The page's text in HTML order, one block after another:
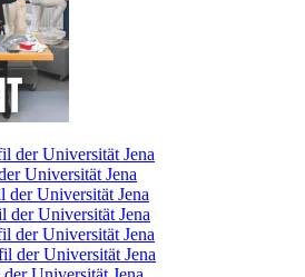
der Universität Jena
Universität Jena
der Universität Jena
Universität Jena
der Universität Jena
der Universität Jena